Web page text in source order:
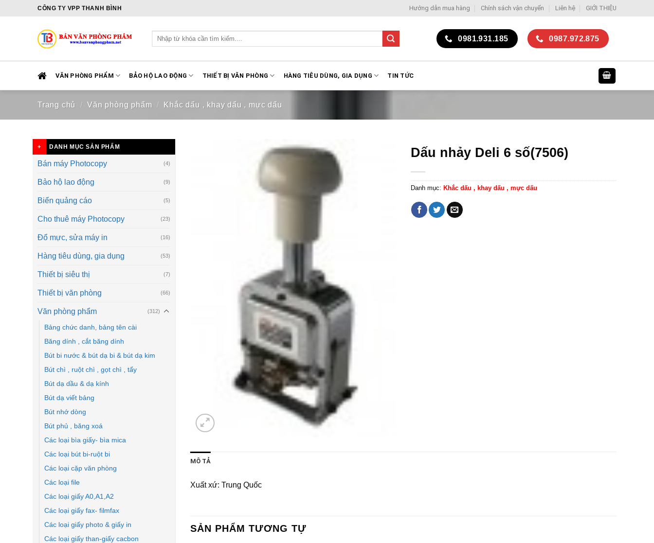
CÔNG TY VPP THANH BÌNH Hướng dẫn mua hàng Chính sách vận chuyển Liên hệ GIỚI THIỆU
Tìm
kiếm:
0981.931.185 0987.972.875
VĂN PHÒNG PHẨM BẢO HỘ LAO ĐỘNG THIẾT BỊ VĂN PHÒNG HÀNG TIÊU DÙNG, GIA DỤNG TIN TỨC
Trang chủ / Văn phòng phẩm / Khắc dấu , khay dấu , mực dấu
DANH MỤC SẢN PHẨM
Bán máy Photocopy (4)
Bảo hộ lao động (9)
Biển quảng cáo (5)
Cho thuê máy Photocopy (23)
Đổ mực, sửa máy in (16)
Hàng tiêu dùng, gia dụng (53)
Thiết bị siêu thị (7)
Thiết bị văn phòng (66)
Văn phòng phẩm (312)
Bảng chức danh, bảng tên cài
Băng dính , cắt băng dính
Bút bi nước & bút dạ bi & bút dạ kim
Bút chì , ruột chì , gọt chì , tẩy
Bút dạ dầu & dạ kính
Bút dạ viết bảng
Bút nhớ dòng
Bút phủ , băng xoá
Các loại bìa giấy- bìa mica
Các loại bút bi-ruột bi
Các loại cặp văn phòng
Các loại file
Các loại giấy A0,A1,A2
Các loại giấy fax- filmfax
Các loại giấy photo & giấy in
Các loại giấy than-giấy cacbon
Dấu nhảy Deli 6 số(7506)
Danh mục: Khắc dấu , khay dấu , mực dấu
MÔ TẢ
Xuất xứ: Trung Quốc
SẢN PHẨM TƯƠNG TỰ